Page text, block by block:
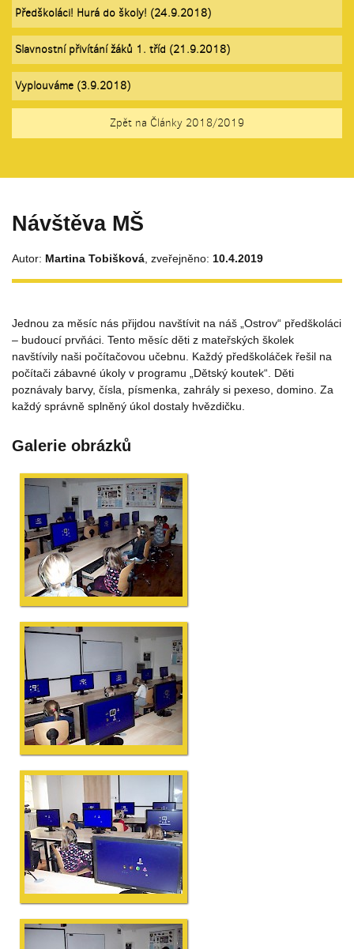
Předškoláci! Hurá do školy! (24.9.2018)
Slavnostní přivítání žáků 1. tříd (21.9.2018)
Vyplouváme (3.9.2018)
Zpět na Články 2018/2019
Návštěva MŠ
Autor: Martina Tobišková , zveřejněno: 10.4.2019
Jednou za měsíc nás přijdou navštívit na náš „Ostrov“ předškoláci
– budoucí prvňáci. Tento měsíc děti z mateřských školek
navštívily naši počítačovou učebnu. Každý předškoláček řešil na
počítači zábavné úkoly v programu „Dětský koutek“. Děti
poznávaly barvy, čísla, písmenka, zahrály si pexeso, domino. Za
každý správně splněný úkol dostaly hvězdičku.
Galerie obrázků